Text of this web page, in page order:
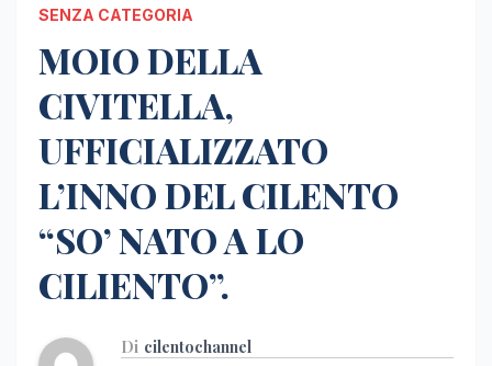
SENZA CATEGORIA
MOIO DELLA
CIVITELLA,
UFFICIALIZZATO
L’INNO DEL CILENTO
“SO’ NATO A LO
CILIENTO”.
Di cilentochannel